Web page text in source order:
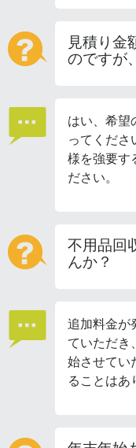
見積り金
のですが
はい、希望
ってくださ
様を強要す
ださい。
不用品回
んか？
追加料金が
ていただき
始させてい
ることはあ